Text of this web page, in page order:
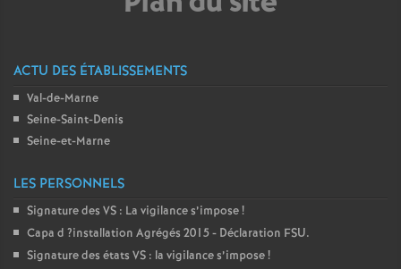
é
r
l
ACTU DES ÉTABLISSEMENTS
Val-de-Marne
Seine-Saint-Denis
Seine-et-Marne
LES PERSONNELS
Signature des VS : La vigilance s’impose!
Capa d ?installation Agrégés 2015 - Déclaration FSU.
Signature des états VS : la vigilance s’impose!